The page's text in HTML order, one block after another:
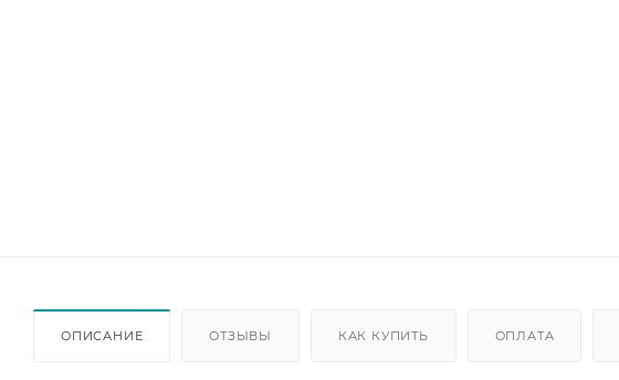
ОПИСАНИЕ ОТЗЫВЫ КАК КУПИТЬ ОПЛАТА